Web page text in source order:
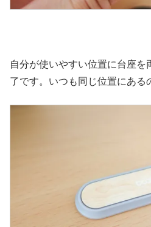
自分が使いやすい位置に台座
了です。いつも同じ位置にある